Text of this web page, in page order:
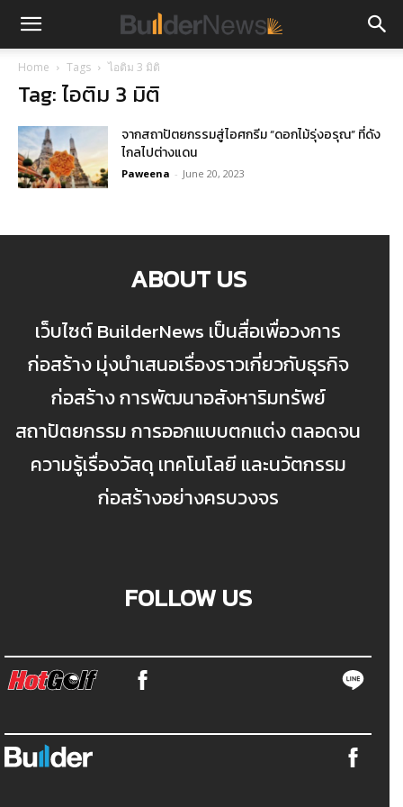
Home Tags ไอติม 3 มิติ
Tag: ไอติม 3 มิติ
จากสถาปัตยกรรมสู่ไอศกรีม “ดอกไม้รุ่งอรุณ” ที่ดัง
ไกลไปต่างแดน
Paweena - June 20, 2023
ABOUT US
เว็บไซต์ BuilderNews เป็นสื่อเพื่อวงการ
ก่อสร้าง มุ่งนำเสนอเรื่องราวเกี่ยวกับธุรกิจ
ก่อสร้าง การพัฒนาอสังหาริมทรัพย์
สถาปัตยกรรม การออกแบบตกแต่ง ตลอดจน
ความรู้เรื่องวัสดุ เทคโนโลยี และนวัตกรรม
ก่อสร้างอย่างครบวงจร
FOLLOW US